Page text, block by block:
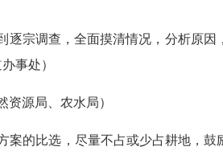
逐宗调查，全面摸清情况，分析原因
事处）
源局、农水局）
案的比选，尽量不占或少占耕地，鼓